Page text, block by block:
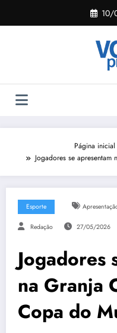
o
10/
Página inicial
Jogadores se
Esporte
Redação 27/05/2026
Jogadores
na Granja
Copa do